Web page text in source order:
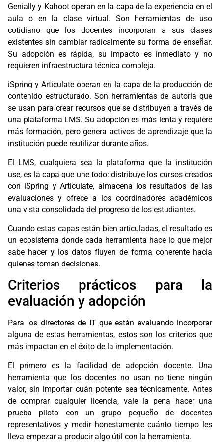
Genially y Kahoot operan en la capa de la experiencia en el
aula o en la clase virtual. Son herramientas de uso
cotidiano que los docentes incorporan a sus clases
existentes sin cambiar radicalmente su forma de enseñar.
Su adopción es rápida, su impacto es inmediato y no
requieren infraestructura técnica compleja.
iSpring y Articulate operan en la capa de la producción de
contenido estructurado. Son herramientas de autoría que
se usan para crear recursos que se distribuyen a través de
una plataforma LMS. Su adopción es más lenta y requiere
más formación, pero genera activos de aprendizaje que la
institución puede reutilizar durante años.
El LMS, cualquiera sea la plataforma que la institución
use, es la capa que une todo: distribuye los cursos creados
con iSpring y Articulate, almacena los resultados de las
evaluaciones y ofrece a los coordinadores académicos
una vista consolidada del progreso de los estudiantes.
Cuando estas capas están bien articuladas, el resultado es
un ecosistema donde cada herramienta hace lo que mejor
sabe hacer y los datos fluyen de forma coherente hacia
quienes toman decisiones.
Criterios prácticos para la
evaluación y adopción
Para los directores de IT que están evaluando incorporar
alguna de estas herramientas, estos son los criterios que
más impactan en el éxito de la implementación.
El primero es la facilidad de adopción docente. Una
herramienta que los docentes no usan no tiene ningún
valor, sin importar cuán potente sea técnicamente. Antes
de comprar cualquier licencia, vale la pena hacer una
prueba piloto con un grupo pequeño de docentes
representativos y medir honestamente cuánto tiempo les
lleva empezar a producir algo útil con la herramienta.